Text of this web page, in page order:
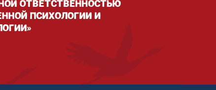
ОТВЕТСТВЕННОСТЬЮ
ПСИХОЛОГИИ И